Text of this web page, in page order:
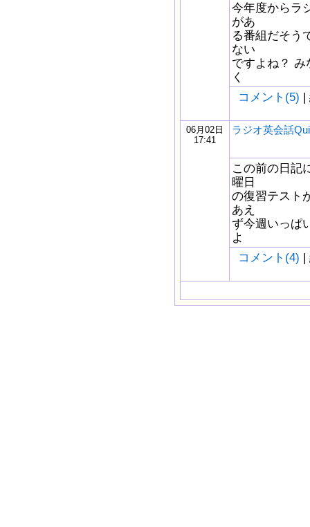
今年度からラ
があ
る番組だそう
ない
ですよね？
く
コメント(5) |
06月02日
17:41
ラジオ英会話
この前の日記
曜日
の復習テスト
あえ
ず今週いっぱ
よ
コメント(4) |